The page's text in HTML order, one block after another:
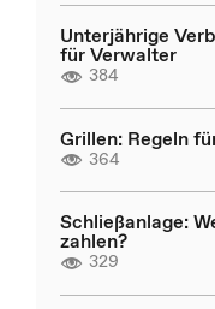
Unterjährige
für Verwalter
384
Grillen: Regeln
364
Schließanlage:
zahlen?
329